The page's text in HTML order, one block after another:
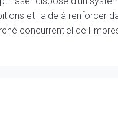
et l'aide à renforcer
concurrentiel de